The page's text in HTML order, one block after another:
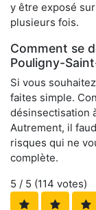
y être exposé
plusieurs fois.
Comment se
Pouligny-
Si vous
faites simple.
désinsectisation
Autrement, il
risques qui ne
complète.
5 / 5 (114 votes)